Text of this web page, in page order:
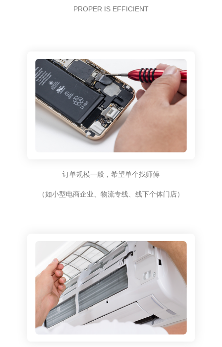
PROPER IS EFFICIENT
订单规模一般，希望单个找师傅
（如小型电商企业、物流专线、线下个体门店）